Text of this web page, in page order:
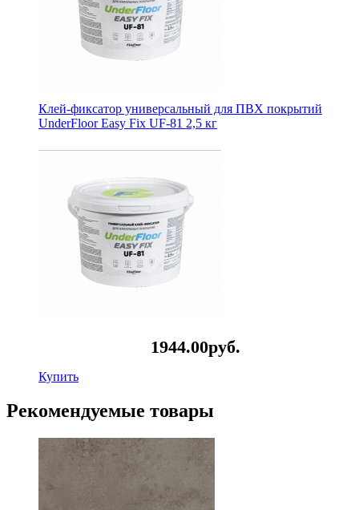
Клей-фиксатор универсальный для ПВХ покрытий
UnderFloor Easy Fix UF-81 2,5 кг
1944.00руб.
Купить
Рекомендуемые товары